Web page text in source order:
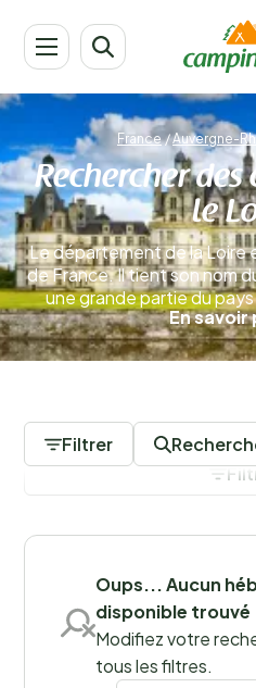
France/Auvergne-
Rechercher des
le
Le département de la Loire
de France. Il tient son nom
une grande partie du
jusqu'à Nantes, où il se
Le département de la
agréable. Ses nombreuses
En savoir
Filtrer
Lieux
Sauvegarder les filtres
Oups... Aucun
disponible trouvé
Modifiez votre
tous les filtres.